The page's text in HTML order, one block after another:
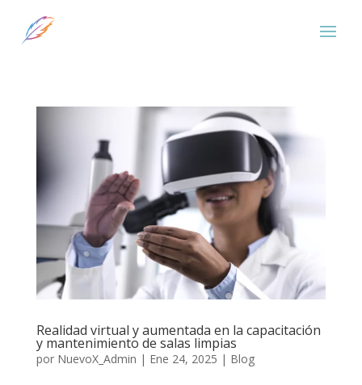
Realidad virtual y aumentada en la capacitación
y mantenimiento de salas limpias
por NuevoX_Admin | Ene 24, 2025 | Blog